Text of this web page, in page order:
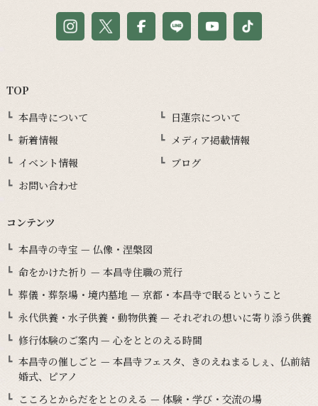
TOP
本昌寺について
日蓮宗について
新着情報
メディア掲載情報
イベント情報
ブログ
お問い合わせ
コンテンツ
本昌寺の寺宝 — 仏像・涅槃図
命をかけた祈り — 本昌寺住職の荒行
葬儀・葬祭場・境内墓地 — 京都・本昌寺で眠るということ
永代供養・水子供養・動物供養 — それぞれの想いに寄り添う供養
修行体験のご案内 — 心をととのえる時間
本昌寺の催しごと — 本昌寺フェスタ、きのえねまるしぇ、仏前結
婚式、ピアノ
こころとからだをととのえる — 体験・学び・交流の場